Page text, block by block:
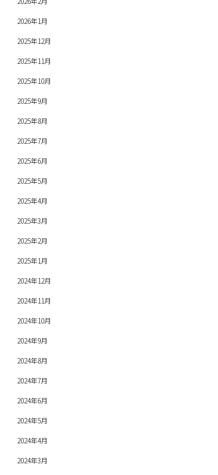
2026年1月
2025年12月
2025年11月
2025年10月
2025年9月
2025年8月
2025年7月
2025年6月
2025年5月
2025年4月
2025年3月
2025年2月
2025年1月
2024年12月
2024年11月
2024年10月
2024年9月
2024年8月
2024年7月
2024年6月
2024年5月
2024年4月
2024年3月